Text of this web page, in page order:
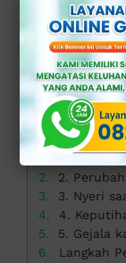
adalah
waspadai:
>>
Daftar isi
1. Kutil
2.
3. Nyeri
4.
5. Gejala
Langkah